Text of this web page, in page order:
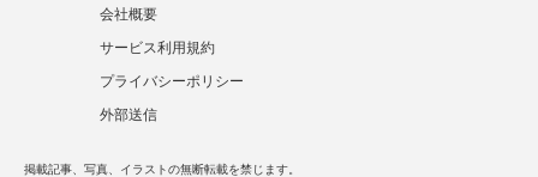
会社概要
サービス利用規約
プライバシーポリシー
外部送信
掲載記事、写真、イラストの無断転載を禁じます。